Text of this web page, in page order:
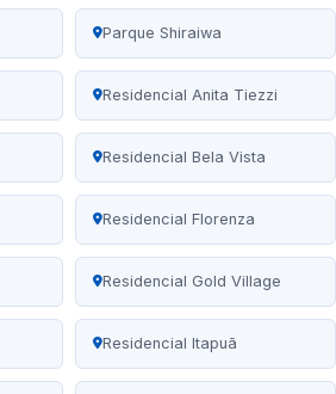
Parque Shiraiwa
Residencial Anita Tiezzi
Residencial Bela Vista
Residencial Florenza
Residencial Gold Village
Residencial Itapuã